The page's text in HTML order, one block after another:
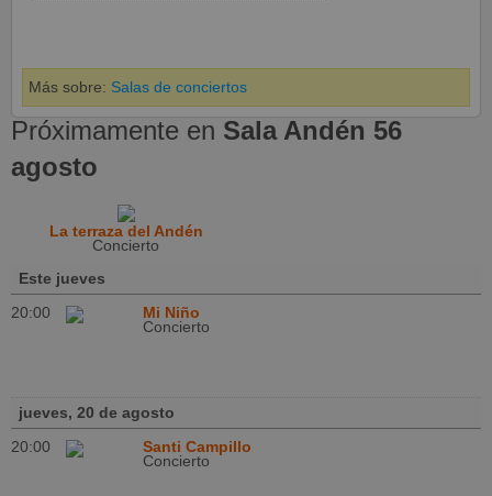
Más sobre: Salas de conciertos
Próximamente en Sala Andén 56
agosto
La terraza del Andén
Concierto
Este jueves
20:00
Mi Niño
Concierto
jueves, 20 de agosto
20:00
Santi Campillo
Concierto